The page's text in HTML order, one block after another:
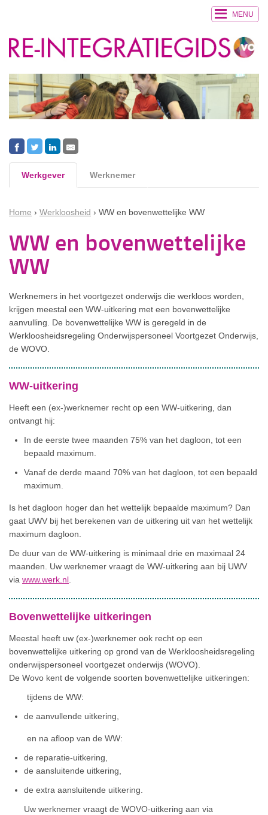
MENU
Werkgever Werknemer
Home Werkloosheid WW en bovenwettelijke WW
WW en bovenwettelijke
WW
Werknemers in het voortgezet onderwijs die werkloos worden,
krijgen meestal een WW-uitkering met een bovenwettelijke
aanvulling. De bovenwettelijke WW is geregeld in de
Werkloosheidsregeling Onderwijspersoneel Voortgezet Onderwijs,
de WOVO.
WW-uitkering
Heeft een (ex-)werknemer recht op een WW-uitkering, dan
ontvangt hij:
In de eerste twee maanden 75% van het dagloon, tot een
bepaald maximum.
Vanaf de derde maand 70% van het dagloon, tot een bepaald
maximum.
Is het dagloon hoger dan het wettelijk bepaalde maximum? Dan
gaat UWV bij het berekenen van de uitkering uit van het wettelijk
maximum dagloon.
De duur van de WW-uitkering is minimaal drie en maximaal 24
maanden. Uw werknemer vraagt de WW-uitkering aan bij UWV
via www.werk.nl
Bovenwettelijke uitkeringen
Meestal heeft uw (ex-)werknemer ook recht op een
bovenwettelijke uitkering op grond van de Werkloosheidsregeling
onderwijspersoneel voortgezet onderwijs (WOVO).
De Wovo kent de volgende soorten bovenwettelijke uitkeringen:
tijdens de WW:
de aanvullende uitkering,
en na afloop van de WW:
de reparatie-uitkering,
de aansluitende uitkering,
de extra aansluitende uitkering.
Uw werknemer vraagt de WOVO-uitkering aan via